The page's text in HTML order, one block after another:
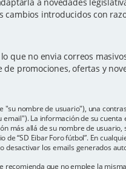
cambios introducidos con
que no envia correos
promociones, ofertas y
nombre de usuario"), una
La información de su
más allá de su nombre de
“SD Eibar Foro fútbol”. En
desactivar los emails generados
que no emplee la